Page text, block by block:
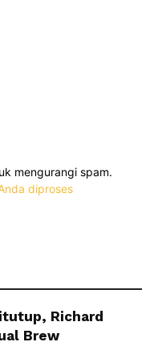
mengurangi spam.
diproses
Richard
Brew